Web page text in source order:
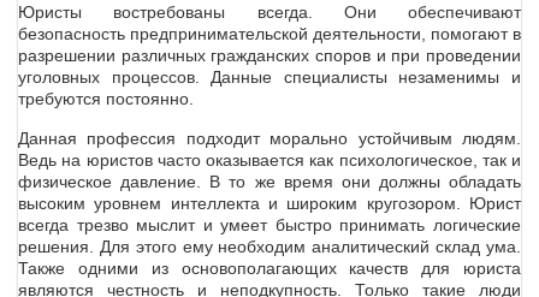
Юристы востребованы всегда. Они обеспечивают
безопасность предпринимательской деятельности, помогают в
разрешении различных гражданских споров и при проведении
уголовных процессов. Данные специалисты незаменимы и
требуются постоянно.
Данная профессия подходит морально устойчивым людям.
Ведь на юристов часто оказывается как психологическое, так и
физическое давление. В то же время они должны обладать
высоким уровнем интеллекта и широким кругозором. Юрист
всегда трезво мыслит и умеет быстро принимать логические
решения. Для этого ему необходим аналитический склад ума.
Также одними из основополагающих качеств для юриста
являются честность и неподкупность. Только такие люди